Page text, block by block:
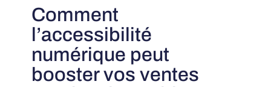
Comment
l’accessibilité
numérique peut
booster vos ventes